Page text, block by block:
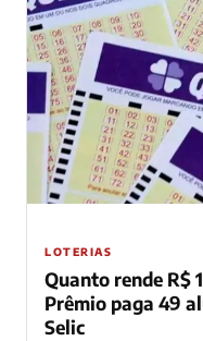
LOTERIAS
Quanto rende R$
Prêmio paga 49
Selic